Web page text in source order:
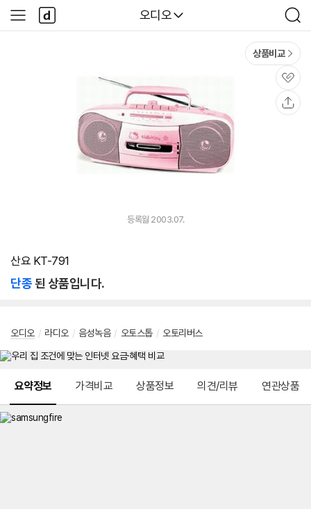
다나와
오디오
검
색
사
이
다
나
와
상품비교
관
심
등록월 2003.07.
산요 KT-791
단종된 상품입니다.
오디오 / 라디오 / 음성녹음 / 오토스톱 / 오토리버스
요약정보 가격비교 상품정보 의견/리뷰 연관상품